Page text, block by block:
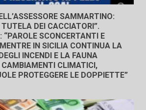
SAMMARTINO:
DEI CACCIATORI”.
“PAROLE SCONCERTANTI E
IN SICILIA CONTINUA LA
INCENDI E LA FAUNA
CLIMATICI,
PROTEGGERE LE DOPPIETTE”